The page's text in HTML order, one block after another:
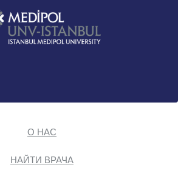
О НАС
НАЙТИ ВРАЧА